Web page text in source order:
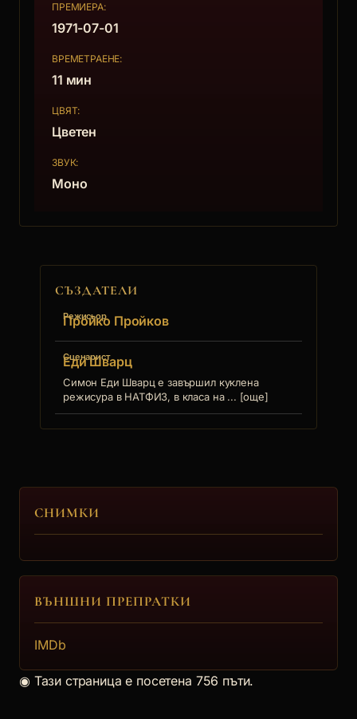
ПРЕМИЕРА:
1971-07-01
ВРЕМЕТРАЕНЕ:
11 мин
ЦВЯТ:
Цветен
ЗВУК:
Моно
СЪЗДАТЕЛИ
Режисьор
Пройко Пройков
Сценарист
Еди Шварц
Симон Еди Шварц е завършил куклена
режисура в НАТФИЗ, в класа на ... [още]
СНИМКИ
ВЪНШНИ ПРЕПРАТКИ
IMDb
◉ Тази страница е посетена 756 пъти.